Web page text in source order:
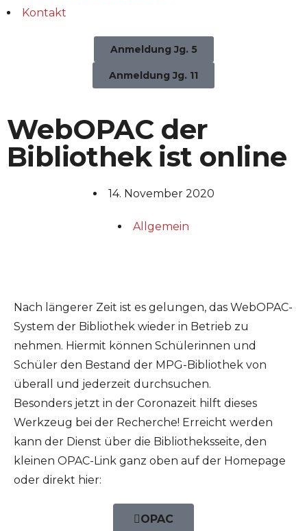
Kontakt
Anmeldung Jg. 5
Anmeldung Jg. 11
WebOPAC der
Bibliothek ist online
14. November 2020
Allgemein
Nach längerer Zeit ist es gelungen, das WebOPAC-
System der Bibliothek wieder in Betrieb zu
nehmen. Hiermit können Schülerinnen und
Schüler den Bestand der MPG-Bibliothek von
überall und jederzeit durchsuchen.
Besonders jetzt in der Coronazeit hilft dieses
Werkzeug bei der Recherche! Erreicht werden
kann der Dienst über die Bibliotheksseite, den
kleinen OPAC-Link ganz oben auf der Homepage
oder direkt hier:
OPAC